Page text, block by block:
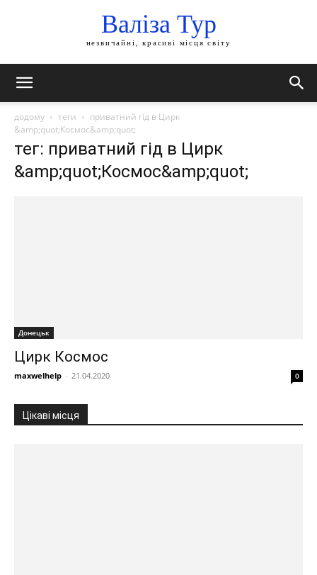
Валіза Тур
незвичайні, красиві місця світу
додому теги
приватний гід в Цирк
&amp;quot;Космос&amp;quot;
тег: приватний гід в Цирк
&amp;quot;Космос&amp;quot;
Донецьк
Цирк Космос
maxwelhelp - 21.04.2020 0
Цікаві місця